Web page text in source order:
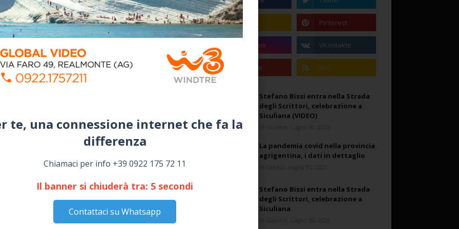
te, una connessione internet che fa la
differenza​
Chiamaci per info +39 0922 175 72 11
Il banner si chiuderà tra: 4 secondi
Contattaci su Whatsapp
Stefano Bissi entra nella Strada
degli Scrittori, celebrazione a
Siculiana (VIDEO)
La pandemia covid nella provincia
agrigentina, i dati in dettaglio
Stefano Bissi entra nella Strada
degli Scrittori, celebrazione a
Siculiana